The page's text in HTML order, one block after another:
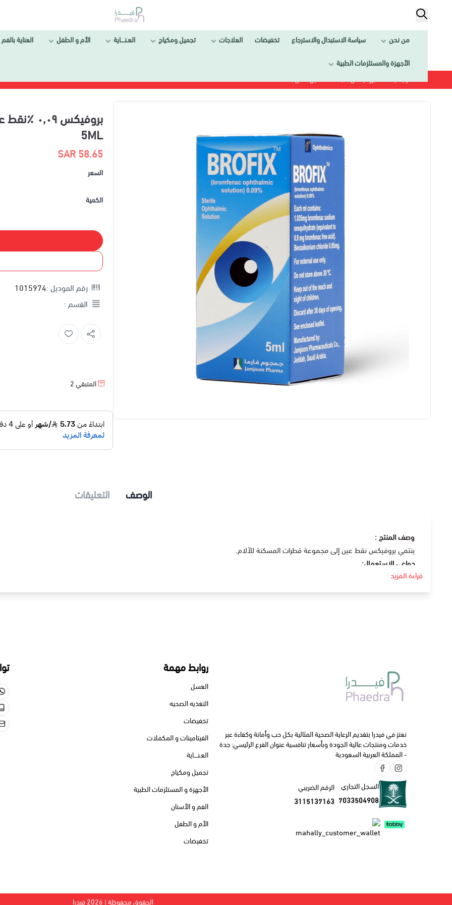
من نحن سياسة الاستبدال والاسترجاع تخفيضات العلاجات تجميل ومكياج العـنــــاية الأم و الطفل العناية
الأجهزة والمستلزمات الطبية
الرئيسية
بروفيكس ٠,٠٩ ٪نقط عين ٥ مل |BROFIX 0.09% EYE DROPS 5ML
5ML
58.65 SAR
السعر
الكمية
رقم الموديل :1015974
القسم :
المتبقي2
الوصف التعليقات
وصف المنتج :
ينتمي بروفيكس نقط عين إلى مجموعة قطرات المسكنة للآلام.
دواعي الإستعمال:
تحتوي على مادة بروموفيناك صوديوم و هي مادة مضادة للالتهابات و تستخدم في
علاج ألم و التهابات العين بعد الجراحة .
إحمرار مؤقت في العين .
تشوش الرؤية .
ننصحك دائما بالتواصل مع طبيبك الخاص أو الصيدلي قبل البدء في استخدام هذا الدواء.
قراءة المزيد
نعتز في فيدرا بتقديم الرعاية الصحية المثالية بكل حب وأمانة وكفاءة عبر
خدمات ومنتجات عالية الجودة وبأسعار تنافسية عنوان الفرع الرئيسي: جدة
- المملكة العربية السعودية
السجل التجاري
7033504908
الرقم الضريبي
3115137163
روابط مهمة
العسل
التغذيه الصحيه
تخفيضات
الفيتامينات و المكملات
العـنــــاية
تجميل ومكياج
الأجهزة و المستلزمات الطبية
الفم و الأسنان
الأم و الطفل
تخفيضات
الحقوق محفوظة | 2026 فيدرا